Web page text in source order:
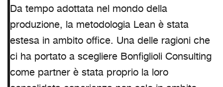
Da tempo adottata nel mondo della
produzione, la metodologia Lean è stata
estesa in ambito office. Una delle ragioni che
ci ha portato a scegliere Bonfiglioli Consulting
come partner è stata proprio la loro